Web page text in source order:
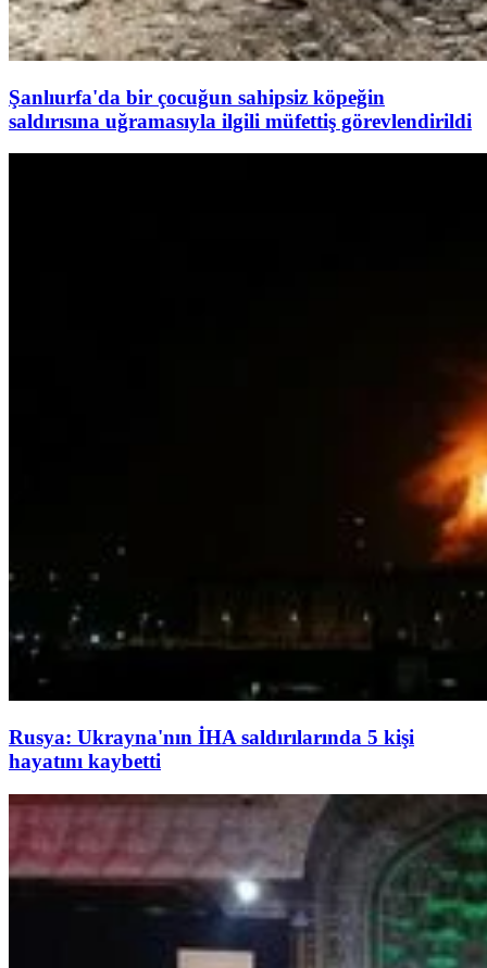
Şanlıurfa'da bir çocuğun sahipsiz köpeğin
saldırısına uğramasıyla ilgili müfettiş görevlendirildi
Rusya: Ukrayna'nın İHA saldırılarında 5 kişi
hayatını kaybetti